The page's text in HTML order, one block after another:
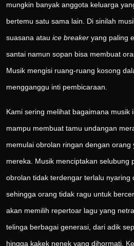
mungkin banyak anggota keluarga
bertemu satu sama lain. Di sinilah
suasana atau ice breaker yang paling
santai namun sopan bisa membuat
Musik mengisi ruang-ruang kosong
mengganggu inti pembicaraan.
Kami sering melihat bagaimana musik
mampu membuat tamu undangan
memulai obrolan ringan dengan orang
mereka. Musik menciptakan selubung
obrolan tidak terdengar terlalu nyaring
sehingga orang tidak ragu untuk
akan memilih repertoar lagu yang
telinga berbagai generasi, dari adik
hingga kakek nenek yang dihormati.